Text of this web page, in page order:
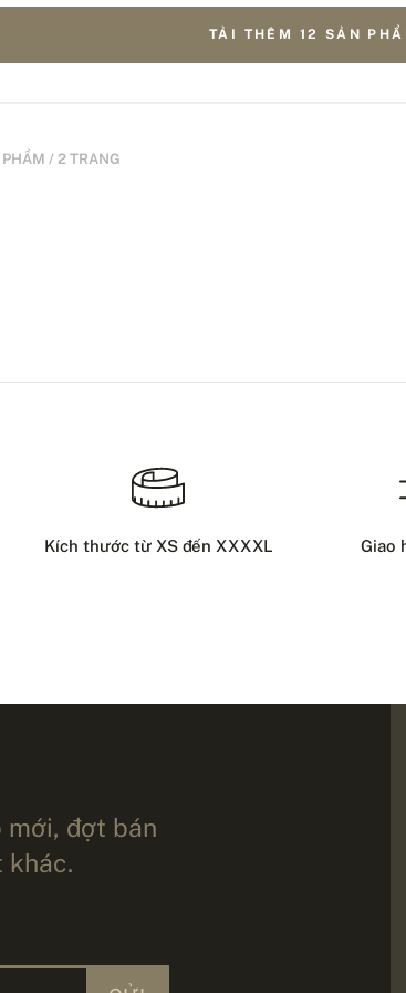
TẢI THÊM 12 SẢN
/ 2 TRANG
Kích thước từ XS đến XXXXL Giao
mới, đợt bán
khác.